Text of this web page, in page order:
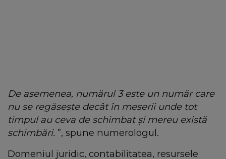
De asemenea, numărul 3 este un număr care
nu se regăsește decât în meserii unde tot
timpul au ceva de schimbat și mereu există
schimbări. ”, spune numerologul.
Domeniul juridic, contabilitatea, resursele